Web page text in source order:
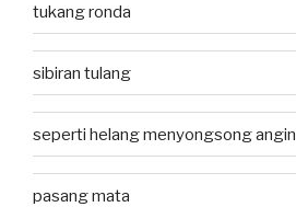
tukang ronda
sibiran tulang
seperti helang menyongsong angin
pasang mata